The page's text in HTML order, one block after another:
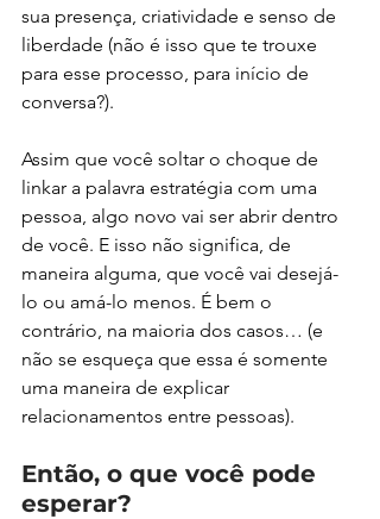
sua presença, criatividade e senso de
liberdade (não é isso que te trouxe
para esse processo, para início de
conversa?).
Assim que você soltar o choque de
linkar a palavra estratégia com uma
pessoa, algo novo vai ser abrir dentro
de você. E isso não significa, de
maneira alguma, que você vai desejá-
lo ou amá-lo menos. É bem o
contrário, na maioria dos casos… (e
não se esqueça que essa é somente
uma maneira de explicar
relacionamentos entre pessoas).
Então, o que você pode
esperar?